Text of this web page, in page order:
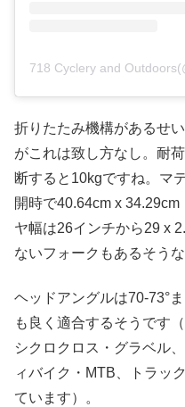
折りたたみ機構があるせ
がこれは致し方なし。耐
断すると10kgですね。マ
開時で40.64cm x 34.29cm
ヤ幅は26インチから29 x
ないフォークもあるそうな
ヘッドアングルは70-73°
も良く適合するそうです
シクロクロス・グラベル
ィバイク・MTB、トラッ
ています）。